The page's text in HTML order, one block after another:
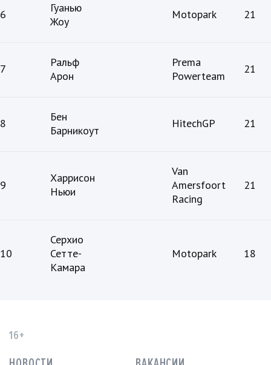
6
Гуанью
Жоу
Motopark 21
7
Ральф
Арон
Prema
Powerteam
21
8
Бен
Барникоут
HitechGP 21
9
Харрисон
Ньюи
Van
Amersfoort
Racing
21
10
Серхио
Сетте-
Камара
Motopark 18
16+